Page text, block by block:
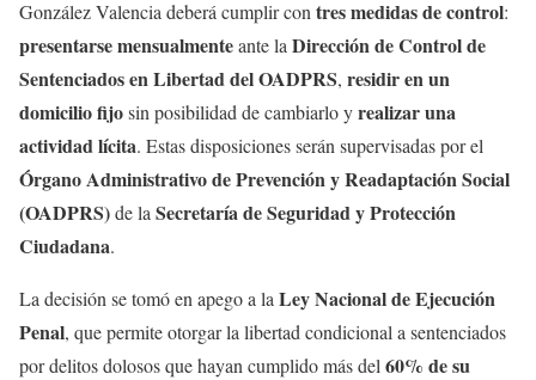
González Valencia deberá cumplir con tres medidas de control:
presentarse mensualmenteante la Dirección de Control de
Sentenciados en Libertad del OADPRS, residir en un
domicilio fijosin posibilidad de cambiarlo yrealizar una
actividad lícita. Estas disposiciones serán supervisadas por el
Órgano Administrativo de Prevención y Readaptación Social
(OADPRS)de la Secretaría de Seguridad y Protección
Ciudadana.
La decisión se tomó en apego a la Ley Nacional de Ejecución
Penal, que permite otorgar la libertad condicional a sentenciados
por delitos dolosos que hayan cumplido más del 60% de su